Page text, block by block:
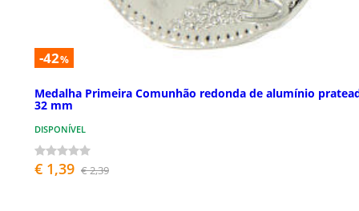
-42%
Medalha Primeira Comunhão redonda de alumínio
32 mm
DISPONÍVEL
€ 1,39 € 2,39